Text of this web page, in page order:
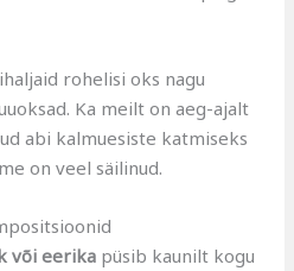
rohelisi oks nagu
Ka meilt on aeg-ajalt
abi kalmuesiste katmiseks
on veel säilinud.
või eerika püsib kaunilt kogu